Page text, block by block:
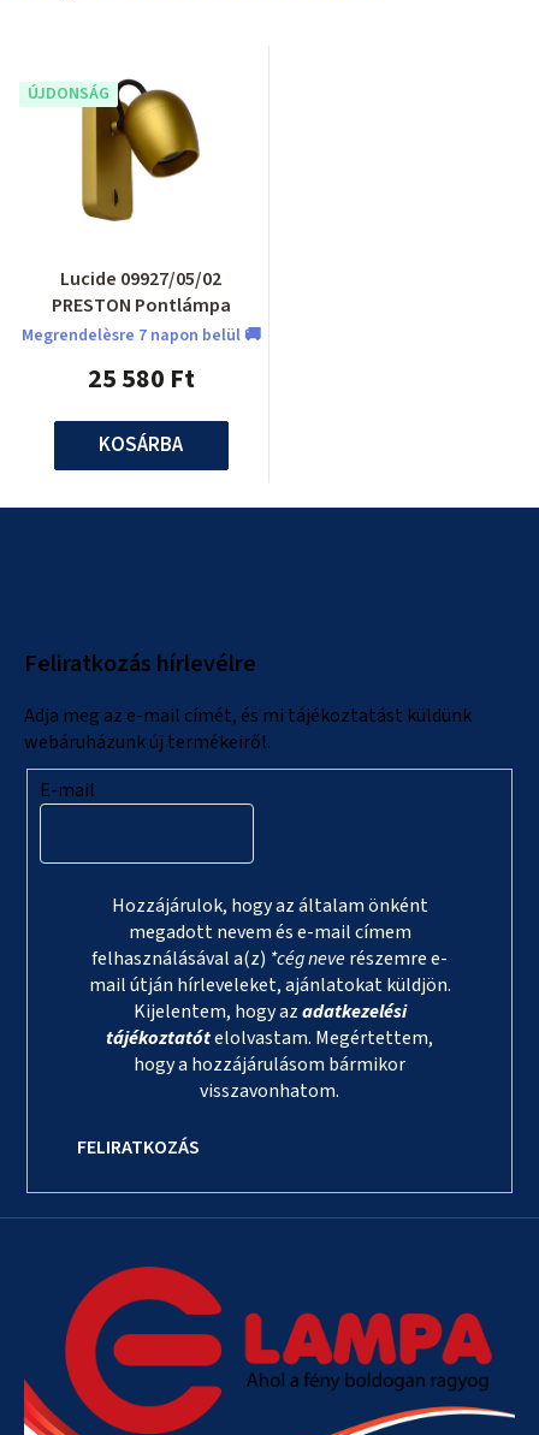
ÚJDONSÁG
Lucide 09927/05/02
PRESTON Pontlámpa
Megrendelèsre 7 napon belül 🚚
25 580 Ft
KOSÁRBA
Feliratkozás hírlevélre
Adja meg az e-mail címét, és mi tájékoztatást küldünk
webáruházunk új termékeiről.
E-mail
Hozzájárulok, hogy az általam önként
megadott nevem és e-mail címem
felhasználásával a(z) *cég neverészemre e-
mail útján hírleveleket, ajánlatokat küldjön.
Kijelentem, hogy azadatkezelési
tájékoztatótelolvastam. Megértettem,
hogy a hozzájárulásom bármikor
visszavonhatom.
FELIRATKOZÁS